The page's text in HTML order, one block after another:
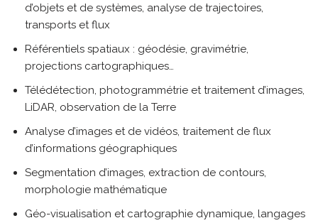
d’objets et de systèmes, analyse de trajectoires,
transports et flux
Référentiels spatiaux : géodésie, gravimétrie,
projections cartographiques…
Télédétection, photogrammétrie et traitement d’images,
LiDAR, observation de la Terre
Analyse d’images et de vidéos, traitement de flux
d’informations géographiques
Segmentation d’images, extraction de contours,
morphologie mathématique
Géo-visualisation et cartographie dynamique, langages